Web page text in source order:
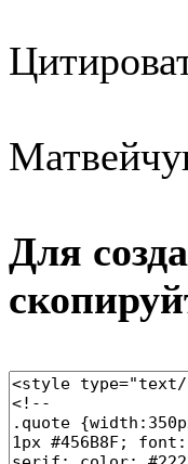
Для